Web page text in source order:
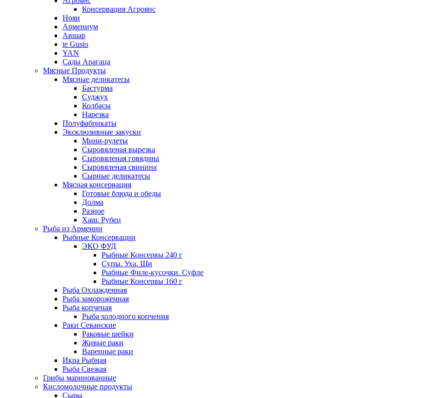
Консервация Агроянс
Ноян
Армениум
Авшар
te Gusto
YAN
Сады Арагаца
Мясные Продукты
Мясные деликатесы
Бастурма
Суджух
Колбасы
Нарезка
Полуфабрикаты
Эксклюзивные закуски
Мини-рулеты
Сыровяленая вырезка
Сыровяленая говядина
Сыровяленая свинина
Сырные деликатесы
Мясная консервация
Готовые блюда и обеды
Долма
Разное
Хаш. Рубец
Рыба из Армении
Рыбные Консервации
ЭКО ФУД
Рыбные Консервы 240 г
Супы. Уха. Щи
Рыбные Филе-кусочки. Суфле
Рыбные Консервы 160 г
Рыба Охлажденная
Рыба замороженная
Рыба копченая
Рыба холодного копчения
Раки Севанские
Раковые шейки
Живые раки
Варенные раки
Икра Рыбная
Рыба Свежая
Грибы маринованные
Кисломолочные продукты
Сыры